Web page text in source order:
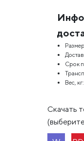
Срок
Вес, кг:
Скачать